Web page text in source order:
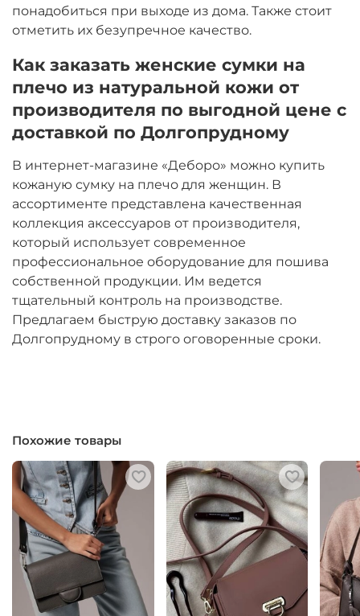
понадобиться при выходе из дома. Также стоит
отметить их безупречное качество.
Как заказать женские сумки на
плечо из натуральной кожи от
производителя по выгодной цене с
доставкой по Долгопрудному
В интернет-магазине «Деборо» можно купить
кожаную сумку на плечо для женщин. В
ассортименте представлена качественная
коллекция аксессуаров от производителя,
который использует современное
профессиональное оборудование для пошива
собственной продукции. Им ведется
тщательный контроль на производстве.
Предлагаем быструю доставку заказов по
Долгопрудному в строго оговоренные сроки.
Похожие товары